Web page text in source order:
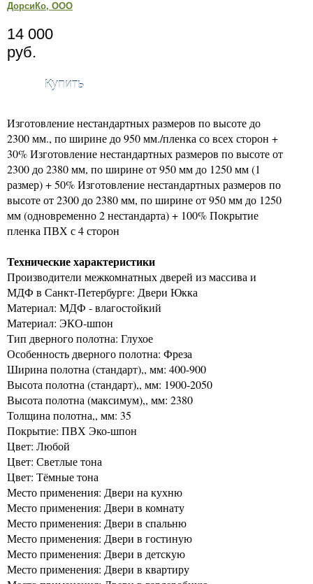
ДорсиКо, ООО
14 000
руб.
Купить
Изготовление нестандартных размеров по высоте до
2300 мм., по ширине до 950 мм./пленка со всех сторон +
30% Изготовление нестандартных размеров по высоте от
2300 до 2380 мм, по ширине от 950 мм до 1250 мм (1
размер) + 50% Изготовление нестандартных размеров по
высоте от 2300 до 2380 мм, по ширине от 950 мм до 1250
мм (одновременно 2 нестандарта) + 100% Покрытие
пленка ПВХ с 4 сторон
Технические характеристики
Производители межкомнатных дверей из массива и
МДФ в Санкт-Петербурге: Двери Юкка
Материал: МДФ - влагостойкий
Материал: ЭКО-шпон
Тип дверного полотна: Глухое
Особенность дверного полотна: Фреза
Ширина полотна (стандарт),, мм: 400-900
Высота полотна (стандарт),, мм: 1900-2050
Высота полотна (максимум),, мм: 2380
Толщина полотна,, мм: 35
Покрытие: ПВХ Эко-шпон
Цвет: Любой
Цвет: Светлые тона
Цвет: Тёмные тона
Место применения: Двери на кухню
Место применения: Двери в комнату
Место применения: Двери в спальню
Место применения: Двери в гостиную
Место применения: Двери в детскую
Место применения: Двери в квартиру